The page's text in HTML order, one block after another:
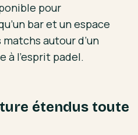
pour
bar et un espace
autour d’un
à l’esprit padel.
étendus toute